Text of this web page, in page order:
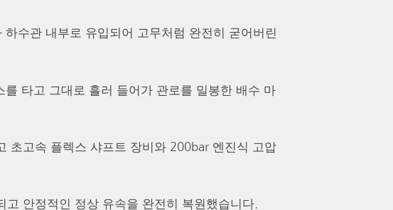
수관 내부로 유입되어 고무처럼 완전히 굳어버린
타고 그대로 흘러 들어가 관로를 밀봉한 배수 마
초고속 플렉스 샤프트 장비와 200bar 엔진식 고압
안정적인 정상 유속을 완전히 복원했습니다.